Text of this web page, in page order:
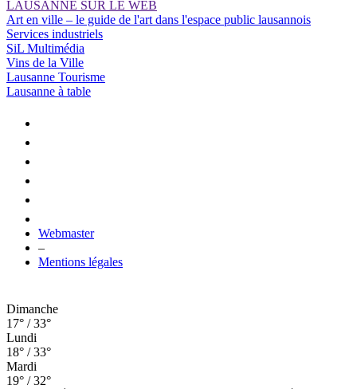
LAUSANNE SUR LE WEB
Art en ville – le guide de l'art dans l'espace public lausannois
Services industriels
SiL Multimédia
Vins de la Ville
Lausanne Tourisme
Lausanne à table
Webmaster
–
Mentions légales
Dimanche
17° / 33°
Lundi
18° / 33°
Mardi
19° / 32°